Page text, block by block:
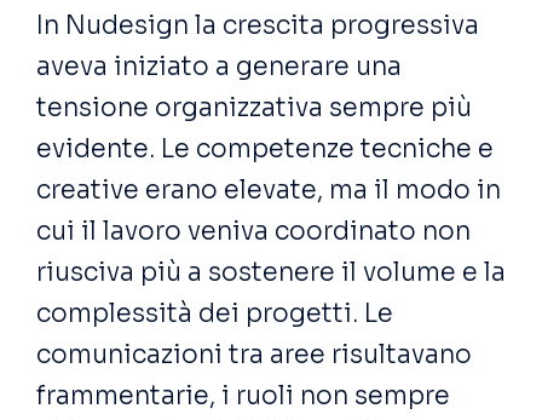
In Nudesign la crescita progressiva
aveva iniziato a generare una
tensione organizzativa sempre più
evidente. Le competenze tecniche e
creative erano elevate, ma il modo in
cui il lavoro veniva coordinato non
riusciva più a sostenere il volume e la
complessità dei progetti. Le
comunicazioni tra aree risultavano
frammentarie, i ruoli non sempre